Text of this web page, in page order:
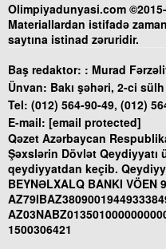
Olimpiyadunyasi.com
Materiallardan istifadə
saytına istinad zəruridir.
Baş redaktor: : Murad
Ünvan: Bakı şəhəri, 2-ci
Tel: (012) 564-90-49, (012)
E-mail: [email protected]
Qəzet Azərbaycan
Şəxslərin Dövlət Qeydiyyatı
qeydiyyatdan keçib.
BEYNƏLXALQ BANKI VÖEN
1500306421